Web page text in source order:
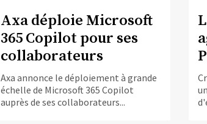
Axa déploie Microsoft
365 Copilot pour ses
collaborateurs
Axa annonce le déploiement à grande
échelle de Microsoft 365 Copilot
auprès de ses collaborateurs...